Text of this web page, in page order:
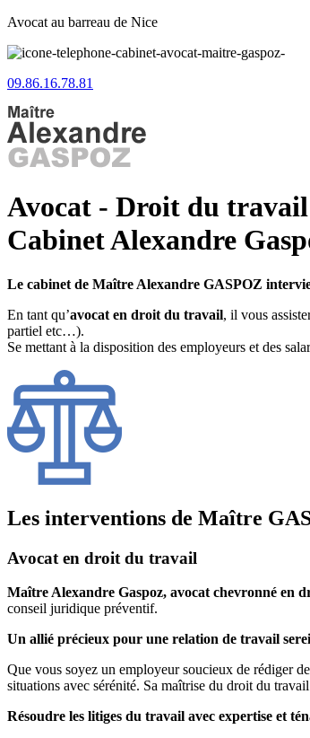
Avocat au barreau de Nice
09.86.16.78.81
Avocat - Droit du travail
Cabinet Alexandre
Le cabinet de Maître Alexandre GASPOZ
En tant qu’avocat en droit du travail, il vous
partiel etc…).
Se mettant à la disposition des employeurs et des
Les interventions de Maître
Avocat en droit du travail
Maître Alexandre Gaspoz, avocat chevronné en
conseil juridique préventif.
Un allié précieux pour une relation de travail
Que vous soyez un employeur soucieux de rédiger
situations avec sérénité. Sa maîtrise du droit du
Résoudre les litiges du travail avec expertise et